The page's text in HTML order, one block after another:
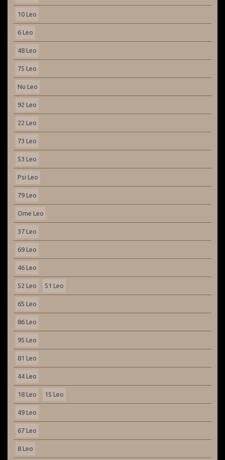
10 Leo
6 Leo
48 Leo
75 Leo
Nu Leo
92 Leo
22 Leo
73 Leo
53 Leo
Psi Leo
79 Leo
Ome Leo
37 Leo
69 Leo
46 Leo
52 Leo 51 Leo
65 Leo
86 Leo
95 Leo
81 Leo
44 Leo
18 Leo 15 Leo
49 Leo
67 Leo
8 Leo